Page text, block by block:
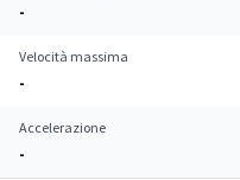
-
Velocità massima
-
Accelerazione
-